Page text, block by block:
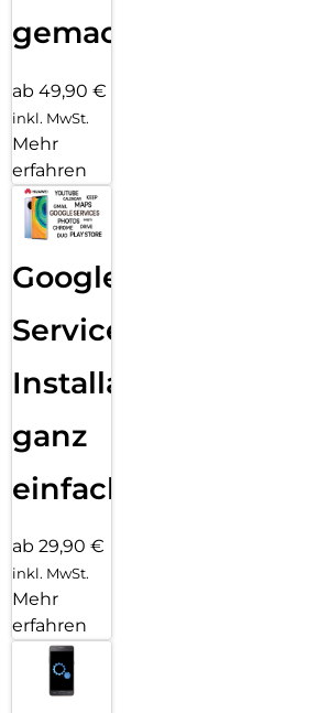
gemacht!
ab 49,90 €
inkl. MwSt.
Mehr
erfahren
Google
Services
Installation
ganz
einfach
ab 29,90 €
inkl. MwSt.
Mehr
erfahren